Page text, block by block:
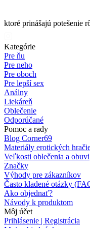
ktoré prinášajú potešenie
Kategórie
Pre ňu
Pre neho
Pre oboch
Pre lepší sex
Análny
Liekáreň
Oblečenie
Odporúčané
Pomoc a rady
Blog Corner69
Materiály erotických
Veľkosti oblečenia a obuvi
Značky
Výhody pre zákazníkov
Často kladené otázky
Ako objednať?
Návody k produktom
Môj účet
Prihlásenie | Registrácia